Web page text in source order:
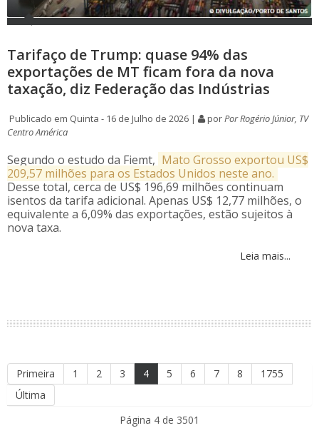
Tarifaço de Trump: quase 94% das
exportações de MT ficam fora da nova
taxação, diz Federação das Indústrias
Publicado em Quinta - 16 de Julho de 2026 | porPor Rogério Júnior, TV
Centro América
Segundo o estudo da Fiemt, Mato Grosso exportou US$
209,57 milhões para os Estados Unidos neste ano.
Desse total, cerca de US$ 196,69 milhões continuam
isentos da tarifa adicional. Apenas US$ 12,77 milhões, o
equivalente a 6,09% das exportações, estão sujeitos à
nova taxa.
Leia mais...
Primeira 1 2 3 4 5 6 7 8
1755
Última
Página 4 de 3501